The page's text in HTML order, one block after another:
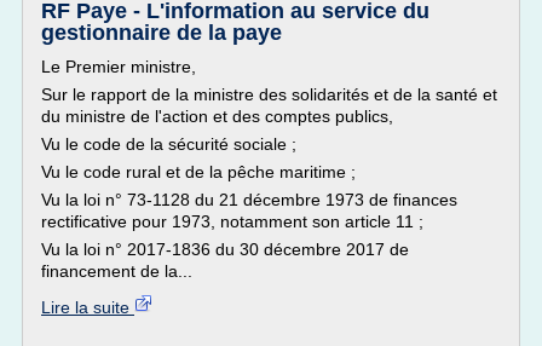
RF Paye - L'information au service du
gestionnaire de la paye
Le Premier ministre,
Sur le rapport de la ministre des solidarités et de la santé et
du ministre de l'action et des comptes publics,
Vu le code de la sécurité sociale ;
Vu le code rural et de la pêche maritime ;
Vu la loi n° 73-1128 du 21 décembre 1973 de finances
rectificative pour 1973, notamment son article 11 ;
Vu la loi n° 2017-1836 du 30 décembre 2017 de
financement de la...
Lire la suite